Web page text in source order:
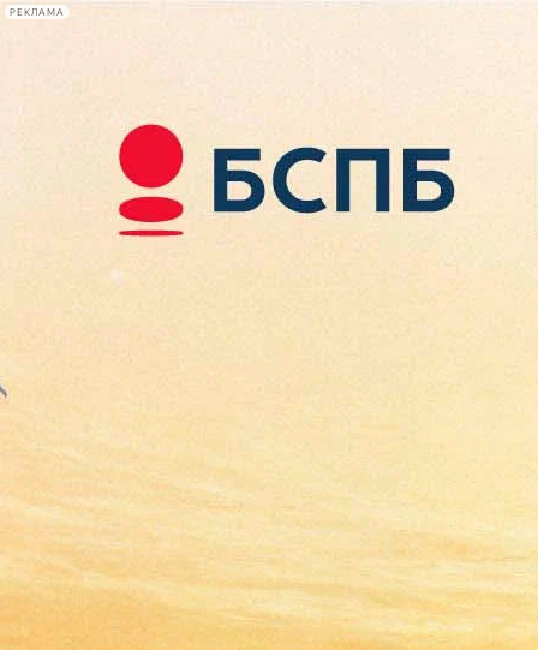
РЕКЛАМА
Сегодня:
2026.08.10
11:54
Афиша Plus